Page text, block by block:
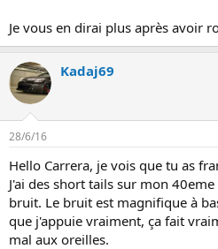
Je vous en dirai plus après avoir
Kadaj69
28/6/16
Hello Carrera, je vois que tu as
J'ai des short tails sur mon
bruit. Le bruit est magnifique à
que j'appuie vraiment, ça fait
mal aux oreilles.